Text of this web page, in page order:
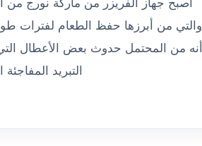
أصبح جهاز الفريزر من ماركة نورج من
والتي من أبرزها حفظ الطعام لفترات
أنه من المحتمل حدوث بعض الأعطال
التبريد